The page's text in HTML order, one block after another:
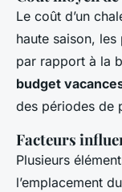
Le coût d’un
haute saison,
par rapport à la
budget
des périodes de
Facteurs
Plusieurs
l’emplacement